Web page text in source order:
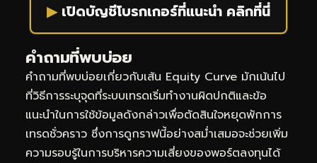
▶เปิดบัญชีโบรกเกอร์ที่แนะนำ คลิกที่นี่
คำถามที่พบบ่อย
คำถามที่พบบ่อยเกี่ยวกับเส้น Equity Curve มักเน้นไป
ที่วิธีการระบุจุดที่ระบบเทรดเริ่มทำงานผิดปกติและข้อ
แนะนำในการใช้ข้อมูลดังกล่าวเพื่อตัดสินใจหยุดพักการ
เทรดชั่วคราว ซึ่งการดูกราฟนี้อย่างสม่ำเสมอจะช่วยเพิ่ม
ความรอบรู้ในการบริหารความเสี่ยงของพอร์ตลงทุนได้